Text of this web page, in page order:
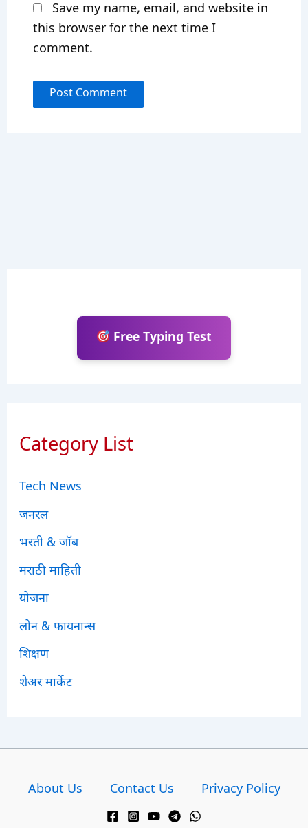
Save my name, email, and website in
this browser for the next time I
comment.
Free Typing Test
Category List
Tech News
जनरल
भरती & जॉब
मराठी माहिती
योजना
लोन & फायनान्स
शिक्षण
शेअर मार्केट
About Us Contact Us Privacy Policy